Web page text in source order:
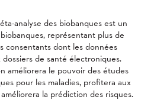
analyse des biobanques est un
représentant plus de
consentants dont les données
de santé électroniques.
améliorera le pouvoir des études
pour les maladies, profitera aux
la prédiction des risques.